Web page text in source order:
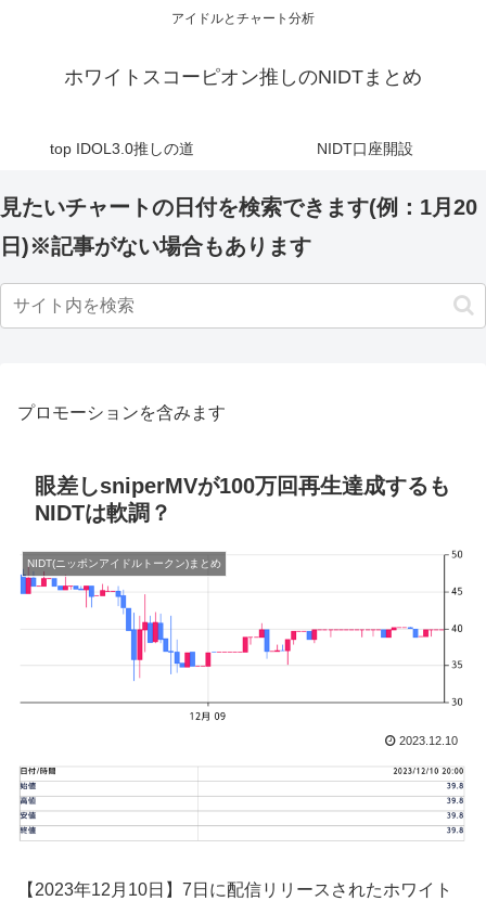
アイドルとチャート分析
ホワイトスコーピオン推しのNIDTまとめ
top IDOL3.0推しの道 NIDT口座開設
見たいチャートの日付を検索できます(例：1月20
日)※記事がない場合もあります
プロモーションを含みます
眼差しsniperMVが100万回再生達成するも
NIDTは軟調？
NIDT(ニッポンアイドルトークン)まとめ
2023.12.10
【2023年12月10日】7日に配信リリースされたホワイト